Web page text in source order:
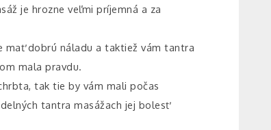
je hrozne veľmi príjemná a za
mať dobrú náladu a taktiež vám tantra
mala pravdu.
tak tie by vám mali počas
tantra masážach jej bolesť